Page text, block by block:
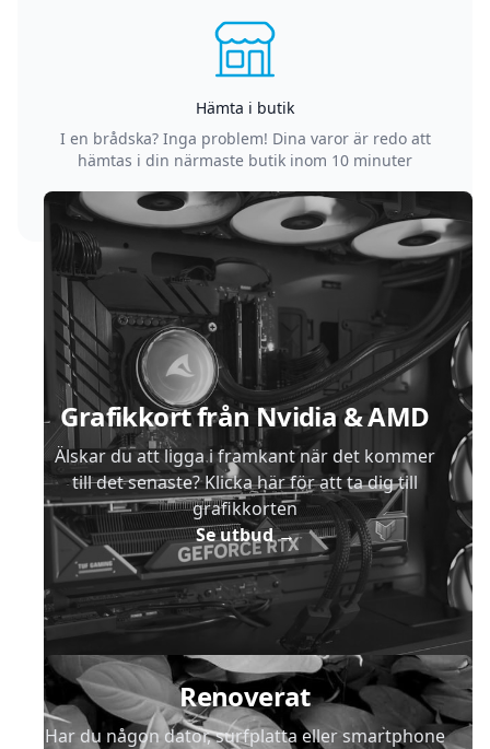
Hämta i butik
I en brådska? Inga problem! Dina varor är redo att
hämtas i din närmaste butik inom 10 minuter
Grafikkort från Nvidia & AMD
Älskar du att ligga i framkant när det kommer
till det senaste? Klicka här för att ta dig till
grafikkorten
Se utbud→
Renoverat
Har du någon dator, surfplatta eller smartphone